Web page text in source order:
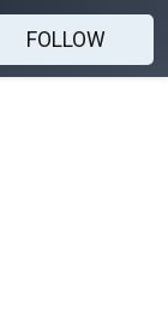
FOLLOW